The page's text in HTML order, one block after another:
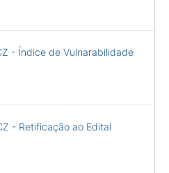
- Índice de Vulnarabilidade
- Retificação ao Edital